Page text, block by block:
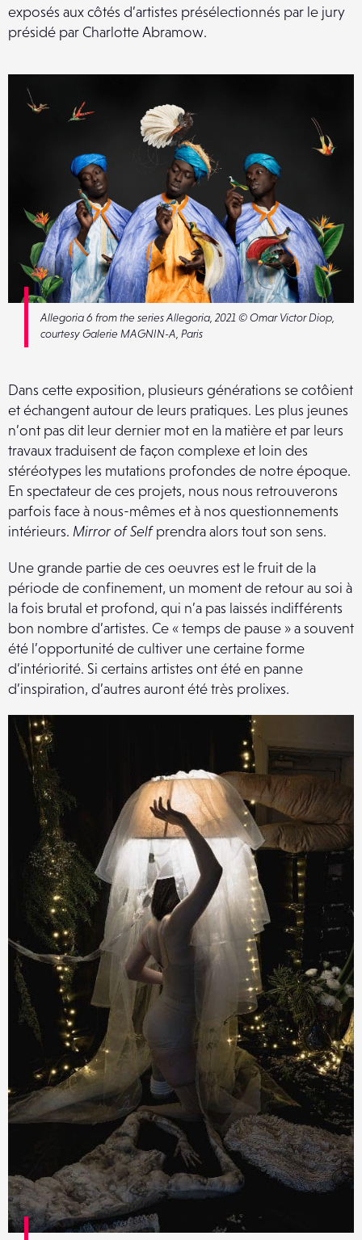
exposés aux côtés d’artistes présélectionnés par le jury
présidé par Charlotte Abramow.
Allegoria 6 from the series Allegoria, 2021 © Omar Victor Diop,
courtesy Galerie MAGNIN-A, Paris
Dans cette exposition, plusieurs générations se cotôient
et échangent autour de leurs pratiques. Les plus jeunes
n’ont pas dit leur dernier mot en la matière et par leurs
travaux traduisent de façon complexe et loin des
stéréotypes les mutations profondes de notre époque.
En spectateur de ces projets, nous nous retrouverons
parfois face à nous-mêmes et à nos questionnements
intérieurs. Mirror of Selfprendra alors tout son sens.
Une grande partie de ces oeuvres est le fruit de la
période de confinement, un moment de retour au soi à
la fois brutal et profond, qui n’a pas laissés indifférents
bon nombre d’artistes. Ce « temps de pause » a souvent
été l’opportunité de cultiver une certaine forme
d’intériorité. Si certains artistes ont été en panne
d’inspiration, d’autres auront été très prolixes.